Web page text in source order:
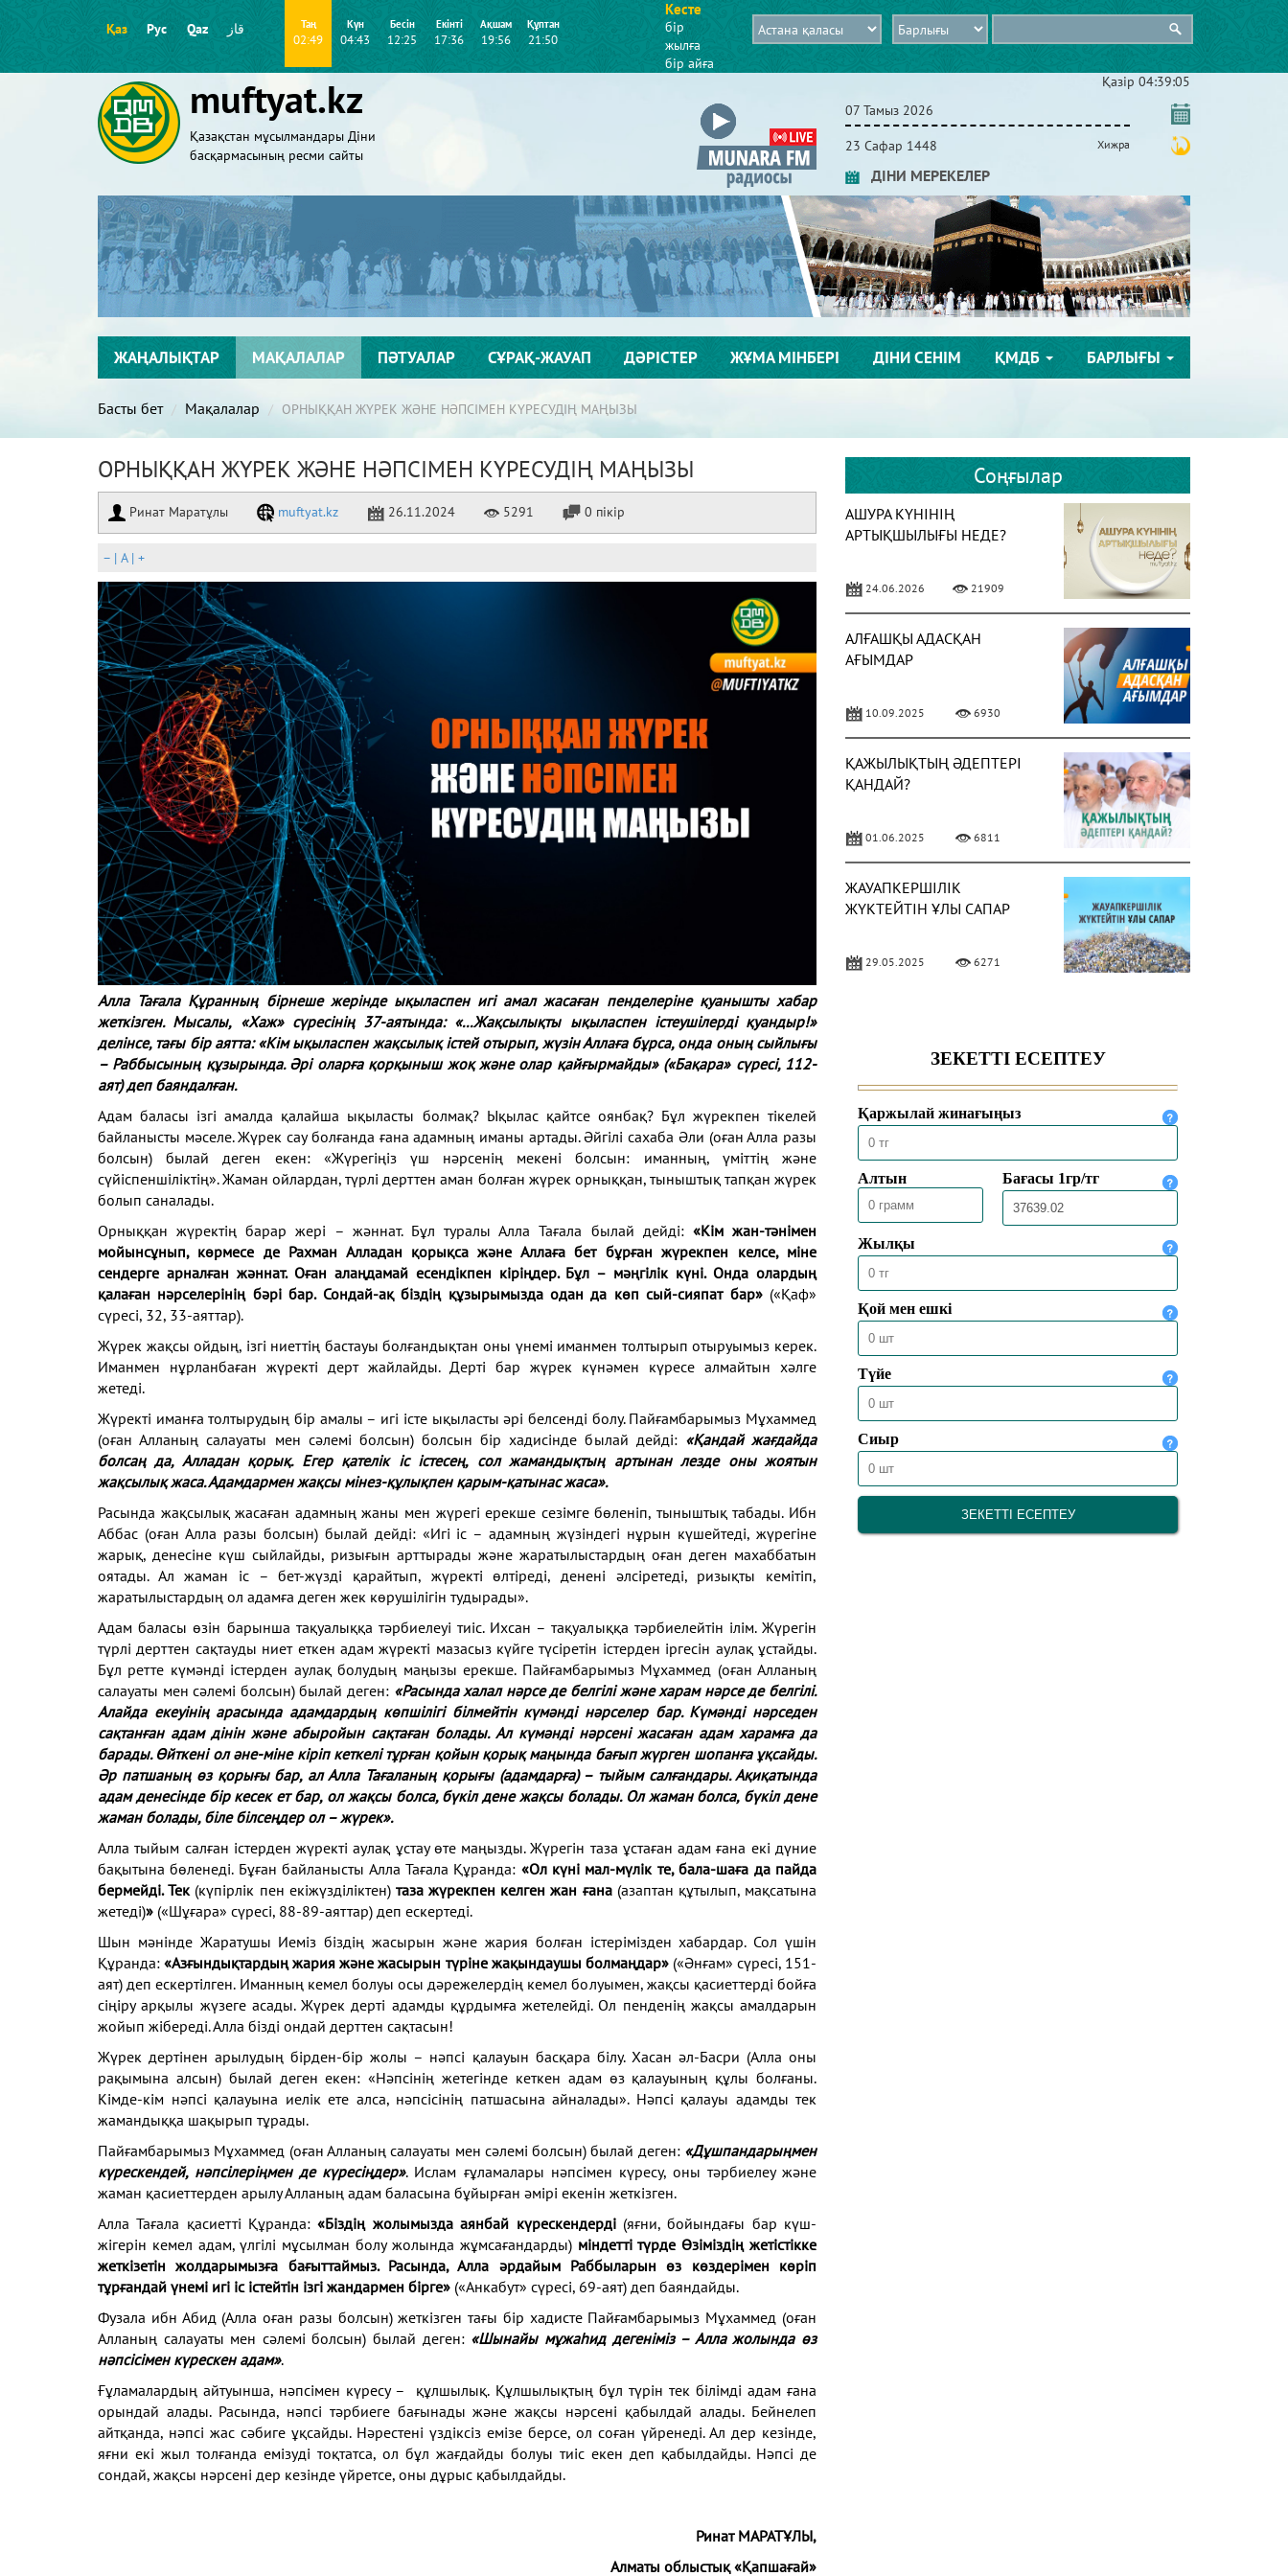
Қаз Рус Qaz قاز Таң
02:49
Күн
04:43
Бесін
12:25
Екінті
17:36
Ақшам
19:56
Құптан
21:50
Кесте
бір
жылға
бір айға
muftyat.kz
Қазақстан мұсылмандары Діни
басқармасының ресми сайты
Қазір 04:39:06
07 Тамыз 2026
23 Сафар 1448 Хижра
ДІНИ МЕРЕКЕЛЕР
ЖАҢАЛЫҚТАР МАҚАЛАЛАР ПӘТУАЛАР СҰРАҚ-ЖАУАП ДӘРІСТЕР ЖҰМА МІНБЕРІ ДІНИ СЕНІМ ҚМДБ БАРЛЫҒЫ
Басты бет Мақалалар ОРНЫҚҚАН ЖҮРЕК ЖӘНЕ НӘПСІМЕН КҮРЕСУДІҢ МАҢЫЗЫ
ОРНЫҚҚАН ЖҮРЕК ЖӘНЕ НӘПСІМЕН КҮРЕСУДІҢ МАҢЫЗЫ
Ринат Маратұлы muftyat.kz 26.11.2024 5291 0 пікір
– | A| +
Алла Тағала Құранның бірнеше жерінде ықыласпен игі амал жасаған пенделеріне қуанышты хабар
жеткізген. Мысалы, «Хаж» сүресінің 37-аятында: «...Жақсылықты ықыласпен істеушілерді қуандыр!»
делінсе, тағы бір аятта: «Кім ықыласпен жақсылық істей отырып, жүзін Аллаға бұрса, онда оның сыйлығы
– Раббысының құзырында. Әрі оларға қорқыныш жоқ және олар қайғырмайды» («Бақара» сүресі, 112-
аят) деп баяндалған.
Адам баласы ізгі амалда қалайша ықыласты болмақ? Ықылас қайтсе оянбақ? Бұл жүрекпен тікелей
байланысты мәселе. Жүрек сау болғанда ғана адамның иманы артады. Әйгілі сахаба Әли (оған Алла разы
болсын) былай деген екен: «Жүрегіңіз үш нәрсенің мекені болсын: иманның, үміттің және
сүйіспеншіліктің». Жаман ойлардан, түрлі дерттен аман болған жүрек орныққан, тыныштық тапқан жүрек
болып саналады.
Орныққан жүректің барар жері – жәннат. Бұл туралы Алла Тағала былай дейді: «Кім жан-тәнімен
мойынсұнып, көрмесе де Рахман Алладан қорықса және Аллаға бет бұрған жүрекпен келсе, міне
сендерге арналған жәннат. Оған алаңдамай есендікпен кіріңдер. Бұл – мәңгілік күні. Онда олардың
қалаған нәрселерінің бәрі бар. Сондай-ақ біздің құзырымызда одан да көп сый-сияпат бар»(«Қаф»
сүресі, 32, 33-аяттар).
Жүрек жақсы ойдың, ізгі ниеттің бастауы болғандықтан оны үнемі иманмен толтырып отыруымыз керек.
Иманмен нұрланбаған жүректі дерт жайлайды. Дерті бар жүрек күнәмен күресе алмайтын хәлге
жетеді.
Жүректі иманға толтырудың бір амалы – игі істе ықыласты әрі белсенді болу. Пайғамбарымыз Мұхаммед
(оған Алланың салауаты мен сәлемі болсын) болсын бір хадисінде былай дейді: «Қандай жағдайда
болсаң да, Алладан қорық. Егер қателік іс істесең, сол жамандықтың артынан лезде оны жоятын
жақсылық жаса. Адамдармен жақсы мінез-құлықпен қарым-қатынас жаса».
Расында жақсылық жасаған адамның жаны мен жүрегі ерекше сезімге бөленіп, тыныштық табады. Ибн
Аббас (оған Алла разы болсын) былай дейді: «Игі іс – адамның жүзіндегі нұрын күшейтеді, жүрегіне
жарық, денесіне күш сыйлайды, ризығын арттырады және жаратылыстардың оған деген махаббатын
оятады. Ал жаман іс – бет-жүзді қарайтып, жүректі өлтіреді, денені әлсіретеді, ризықты кемітіп,
жаратылыстардың ол адамға деген жек көрушілігін тудырады».
Адам баласы өзін барынша тақуалыққа тәрбиелеуі тиіс. Ихсан – тақуалыққа тәрбиелейтін ілім. Жүрегін
түрлі дерттен сақтауды ниет еткен адам жүректі мазасыз күйге түсіретін істерден іргесін аулақ ұстайды.
Бұл ретте күмәнді істерден аулақ болудың маңызы ерекше. Пайғамбарымыз Мұхаммед (оған Алланың
салауаты мен сәлемі болсын) былай деген: «Расында халал нәрсе де белгілі және харам нәрсе де белгілі.
Алайда екеуінің арасында адамдардың көпшілігі білмейтін күмәнді нәрселер бар. Күмәнді нәрседен
сақтанған адам дінін және абыройын сақтаған болады. Ал күмәнді нәрсені жасаған адам харамға да
барады. Өйткені ол әне-міне кіріп кеткелі тұрған қойын қорық маңында бағып жүрген шопанға ұқсайды.
Әр патшаның өз қорығы бар, ал Алла Тағаланың қорығы (адамдарға) – тыйым салғандары. Ақиқатында
адам денесінде бір кесек ет бар, ол жақсы болса, бүкіл дене жақсы болады. Ол жаман болса, бүкіл дене
жаман болады, біле білсеңдер ол – жүрек».
Алла тыйым салған істерден жүректі аулақ ұстау өте маңызды. Жүрегін таза ұстаған адам ғана екі дүние
бақытына бөленеді. Бұған байланысты Алла Тағала Құранда: «Ол күні мал-мүлік те, бала-шаға да пайда
бермейді. Тек (күпірлік пен екіжүзділіктен)таза жүрекпен келген жан ғана (азаптан құтылып, мақсатына
жетеді)» («Шұғара» сүресі, 88-89-аяттар) деп ескертеді.
Шын мәнінде Жаратушы Иеміз біздің жасырын және жария болған істерімізден хабардар. Сол үшін
Құранда: «Азғындықтардың жария және жасырын түріне жақындаушы болмаңдар»(«Әнғам» сүресі, 151-
аят) деп ескертілген. Иманның кемел болуы осы дәрежелердің кемел болуымен, жақсы қасиеттерді бойға
сіңіру арқылы жүзеге асады. Жүрек дерті адамды құрдымға жетелейді. Ол пенденің жақсы амалдарын
жойып жібереді. Алла бізді ондай дерттен сақтасын!
Жүрек дертінен арылудың бірден-бір жолы – нәпсі қалауын басқара білу. Хасан әл-Басри (Алла оны
рақымына алсын) былай деген екен: «Нәпсінің жетегінде кеткен адам өз қалауының құлы болғаны.
Кімде-кім нәпсі қалауына иелік ете алса, нәпсісінің патшасына айналады». Нәпсі қалауы адамды тек
жамандыққа шақырып тұрады.
Пайғамбарымыз Мұхаммед (оған Алланың салауаты мен сәлемі болсын) былай деген: «Дұшпандарыңмен
күрескендей, нәпсілеріңмен де күресіңдер». Ислам ғұламалары нәпсімен күресу, оны тәрбиелеу және
жаман қасиеттерден арылу Алланың адам баласына бұйырған әмірі екенін жеткізген.
Алла Тағала қасиетті Құранда: «Біздің жолымызда аянбай күрескендерді(яғни, бойындағы бар күш-
жігерін кемел адам, үлгілі мұсылман болу жолында жұмсағандарды) міндетті түрде Өзіміздің жетістікке
жеткізетін жолдарымызға бағыттаймыз. Расында, Алла әрдайым Раббыларын өз көздерімен көріп
тұрғандай үнемі игі іс істейтін ізгі жандармен бірге» («Анкабут» сүресі, 69-аят) деп баяндайды.
Фузала ибн Абид (Алла оған разы болсын) жеткізген тағы бір хадисте Пайғамбарымыз Мұхаммед (оған
Алланың салауаты мен сәлемі болсын) былай деген: «Шынайы мұжаһид дегеніміз – Алла жолында өз
нәпсісімен күрескен адам».
Ғұламалардың айтуынша, нәпсімен күресу – құлшылық. Құлшылықтың бұл түрін тек білімді адам ғана
орындай алады. Расында, нәпсі тәрбиеге бағынады және жақсы нәрсені қабылдай алады. Бейнелеп
айтқанда, нәпсі жас сәбиге ұқсайды. Нәрестені үздіксіз емізе берсе, ол соған үйренеді. Ал дер кезінде,
яғни екі жыл толғанда емізуді тоқтатса, ол бұл жағдайды болуы тиіс екен деп қабылдайды. Нәпсі де
сондай, жақсы нәрсені дер кезінде үйретсе, оны дұрыс қабылдайды.
Ринат МАРАТҰЛЫ,
Алматы облыстық «Қапшағай»
Соңғылар
АШУРА КҮНІНІҢ
АРТЫҚШЫЛЫҒЫ НЕДЕ?
24.06.2026 21909
АЛҒАШҚЫ АДАСҚАН
АҒЫМДАР
10.09.2025 6930
ҚАЖЫЛЫҚТЫҢ ӘДЕПТЕРІ
ҚАНДАЙ?
01.06.2025 6811
ЖАУАПКЕРШІЛІК
ЖҮКТЕЙТІН ҰЛЫ САПАР
29.05.2025 6271
16.04.2025 8690
ЕҢБЕК ЕТУ ӘДЕБІ
24.02.2025